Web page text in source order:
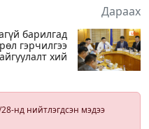
Дараах
барилгад
гэрчилгээ
хий
нд нийтлэгдсэн мэдээ